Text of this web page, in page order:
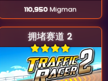
110,950 Migman
拥堵赛道 2